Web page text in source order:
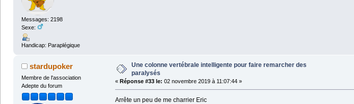
Messages: 2198
Sexe:
Handicap: Paraplégique
stardupoker
Membre de l'association
Adepte du forum
Une colonne vertébrale intelligente pour faire remarcher des
paralysés
« Réponse #33 le: 02 novembre 2019 à 11:07:44 »
Arrête un peu de me charrier Eric